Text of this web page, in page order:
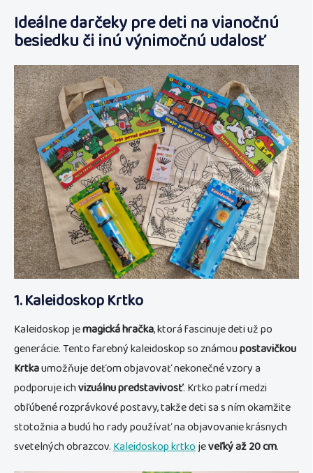
Ideálne darčeky pre deti na vianočnú
besiedku či inú výnimočnú udalosť
1. Kaleidoskop Krtko
Kaleidoskop jemagická hračka, ktorá fascinuje deti už po
generácie. Tento farebný kaleidoskop so známoupostavičkou
Krtkaumožňuje deťom objavovať nekonečné vzory a
podporuje ichvizuálnu predstavivosť. Krtko patrí medzi
obľúbené rozprávkové postavy, takže deti sa s ním okamžite
stotožnia a budú ho rady používať na objavovanie krásnych
svetelných obrazcov.Kaleidoskop krtkojeveľký až 20 cm.